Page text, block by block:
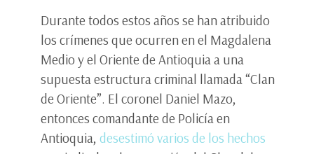
Durante todos estos años se han atribuido
los crímenes que ocurren en el Magdalena
Medio y el Oriente de Antioquia a una
supuesta estructura criminal llamada “Clan
de Oriente”. El coronel Daniel Mazo,
entonces comandante de Policía en
Antioquia, desestimó varios de los hechos